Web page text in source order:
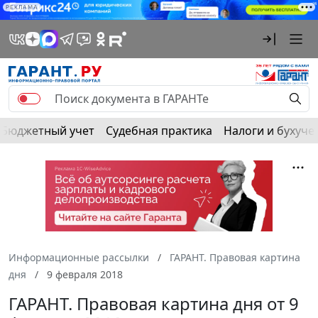
РЕКЛАМА
Бюджетный учет Судебная практика Налоги и
Информационные рассылки
ГАРАНТ. Правовая картина
дня
9 февраля 2018
ГАРАНТ. Правовая картина дня от 9